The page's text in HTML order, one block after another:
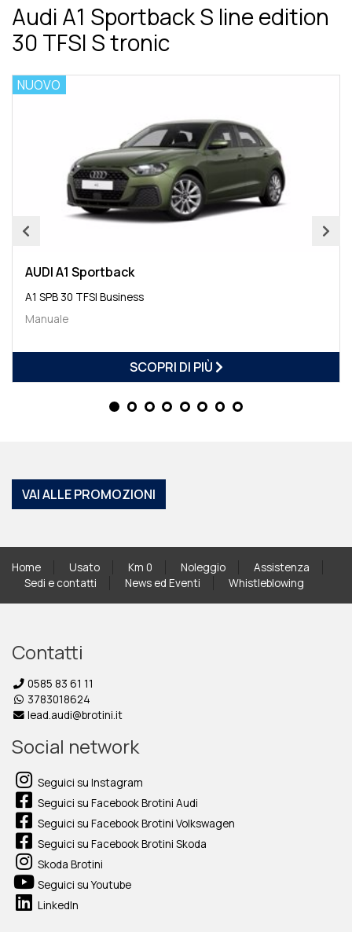
Audi A1 Sportback S line edition
30 TFSI S tronic
NUOVO
AUDI A1 Sportback
A1 SPB 30 TFSI Business
Manuale
SCOPRI DI PIÙ
VAI ALLE PROMOZIONI
Home Usato Km 0 Noleggio
Assistenza
Sedi e contatti
News ed Eventi Whistleblowing
Contatti
0585 83 61 11
3783018624
lead.audi@brotini.it
Social network
Seguici su Instagram
Seguici su Facebook Brotini Audi
Seguici su Facebook Brotini Volkswagen
Seguici su Facebook Brotini Skoda
Skoda Brotini
Seguici su Youtube
LinkedIn